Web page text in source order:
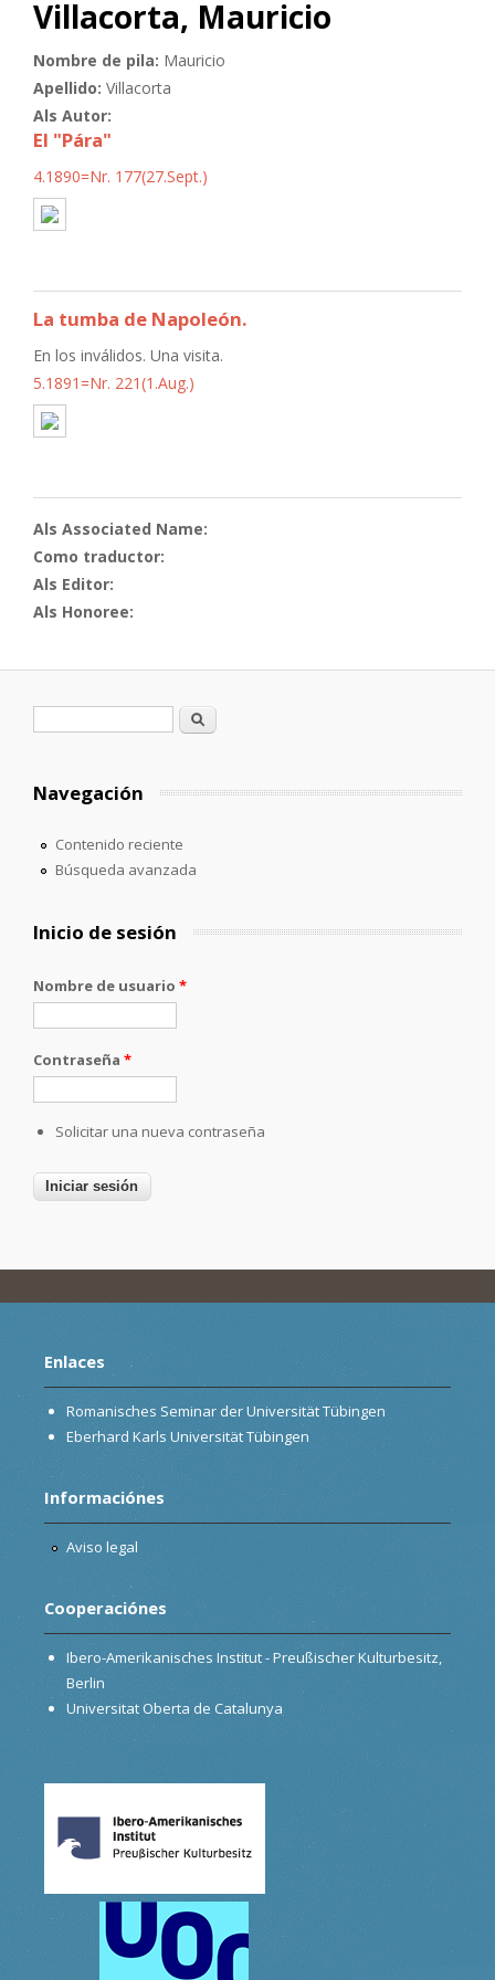
Villacorta, Mauricio
Nombre de pila: Mauricio
Apellido: Villacorta
Als Autor:
El "Pára"
4.1890=Nr. 177(27.Sept.)
La tumba de Napoleón.
En los inválidos. Una visita.
5.1891=Nr. 221(1.Aug.)
Als Associated Name:
Como traductor:
Als Editor:
Als Honoree:
Formulario de búsqueda
Buscar
Navegación
Contenido reciente
Búsqueda avanzada
Inicio de sesión
Nombre de usuario *
Contraseña *
Solicitar una nueva contraseña
Enlaces
Romanisches Seminar der Universität Tübingen
Eberhard Karls Universität Tübingen
Informaciónes
Aviso legal
Cooperaciónes
Ibero-Amerikanisches Institut - Preußischer Kulturbesitz,
Berlin
Universitat Oberta de Catalunya